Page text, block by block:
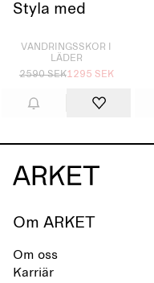
Styla med
Slutsåld
VANDRINGSSKOR I
LÄDER
2590 SEK1295 SEK
Om ARKET
Om oss
Karriär